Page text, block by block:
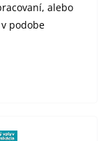
alebo
podobe